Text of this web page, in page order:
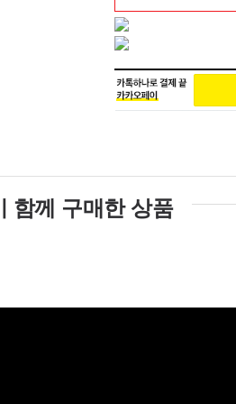
함께 구매한 상품